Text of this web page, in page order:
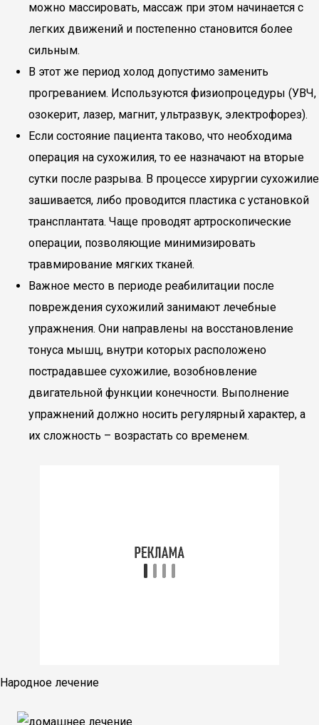
можно массировать, массаж при этом начинается с
легких движений и постепенно становится более
сильным.
В этот же период холод допустимо заменить
прогреванием. Используются физиопроцедуры (УВЧ,
озокерит, лазер, магнит, ультразвук, электрофорез).
Если состояние пациента таково, что необходима
операция на сухожилия, то ее назначают на вторые
сутки после разрыва. В процессе хирургии сухожилие
зашивается, либо проводится пластика с установкой
трансплантата. Чаще проводят артроскопические
операции, позволяющие минимизировать
травмирование мягких тканей.
Важное место в периоде реабилитации после
повреждения сухожилий занимают лечебные
упражнения. Они направлены на восстановление
тонуса мышц, внутри которых расположено
пострадавшее сухожилие, возобновление
двигательной функции конечности. Выполнение
упражнений должно носить регулярный характер, а
их сложность – возрастать со временем.
Народное лечение